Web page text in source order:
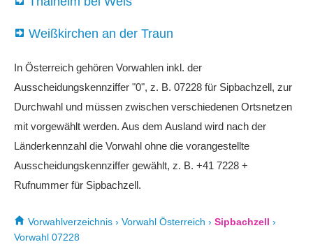
Weißkirchen an der Traun
In Österreich gehören Vorwahlen inkl. der
Ausscheidungskennziffer "0", z. B. 07228 für Sipbachzell, zur
Durchwahl und müssen zwischen verschiedenen Ortsnetzen
mit vorgewählt werden. Aus dem Ausland wird nach der
Länderkennzahl die Vorwahl ohne die vorangestellte
Ausscheidungskennziffer gewählt, z. B. +41 7228 +
Rufnummer für Sipbachzell.
Vorwahlverzeichnis › Vorwahl Österreich › Sipbachzell ›
Vorwahl 07228